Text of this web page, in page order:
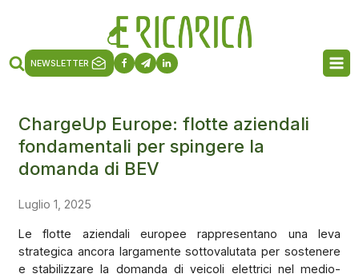
NEWSLETTER
ChargeUp Europe: flotte aziendali
fondamentali per spingere la
domanda di BEV
Luglio 1, 2025
Le flotte aziendali europee rappresentano una leva
strategica ancora largamente sottovalutata per sostenere
e stabilizzare la domanda di veicoli elettrici nel medio-